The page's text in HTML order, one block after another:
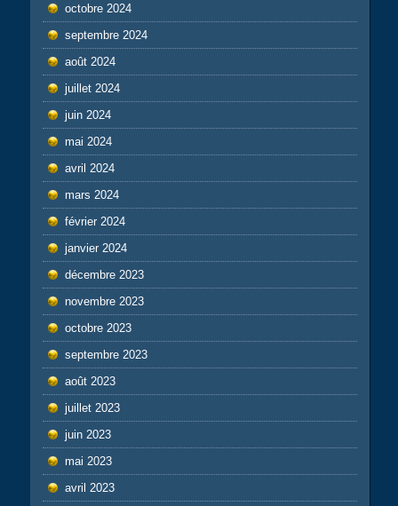
octobre 2024
septembre 2024
août 2024
juillet 2024
juin 2024
mai 2024
avril 2024
mars 2024
février 2024
janvier 2024
décembre 2023
novembre 2023
octobre 2023
septembre 2023
août 2023
juillet 2023
juin 2023
mai 2023
avril 2023